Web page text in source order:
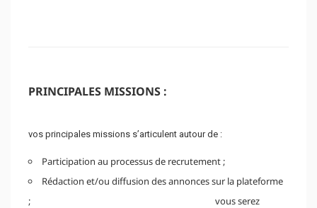
PRINCIPALES MISSIONS :
vos principales missions s’articulent autour de :
Participation au processus de recrutement ;
Rédaction et/ou diffusion des annonces sur la plateforme
; vous serez